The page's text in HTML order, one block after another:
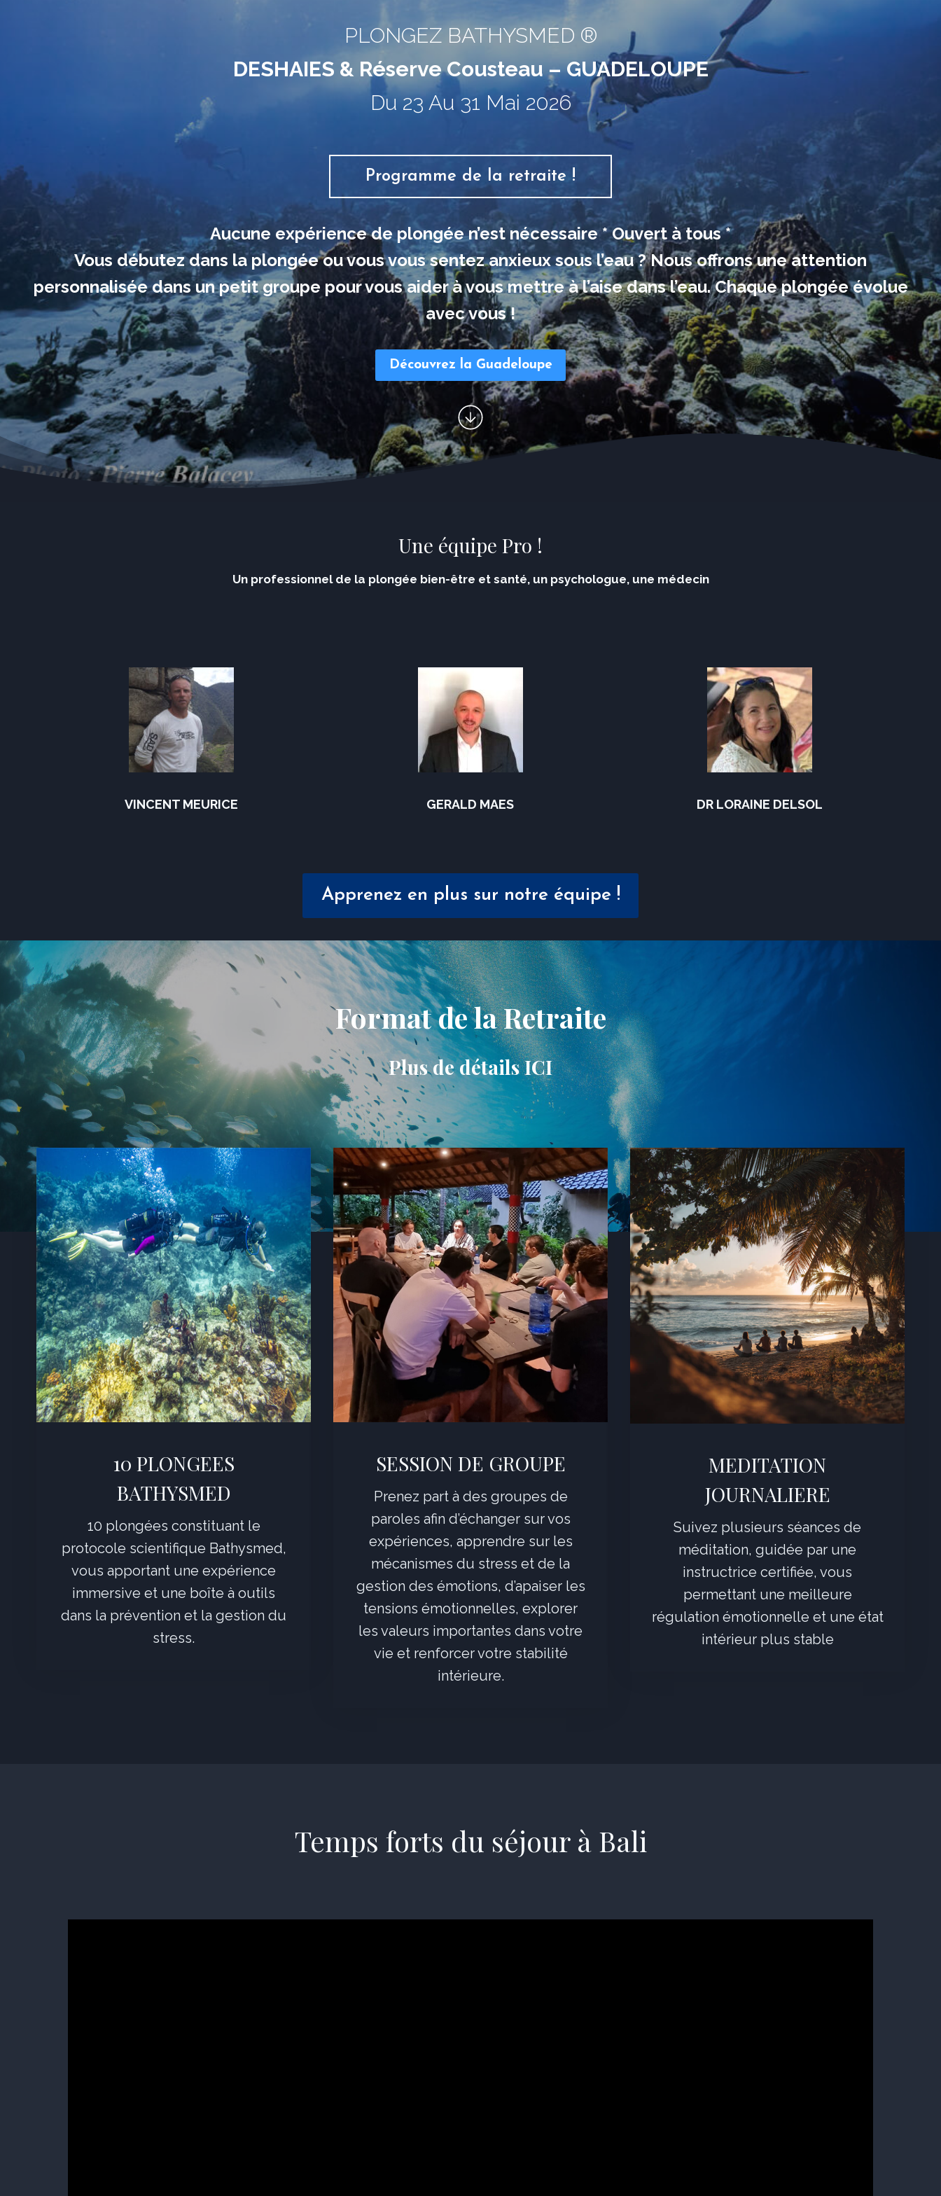
PLONGEZ BATHYSMED ®
DESHAIES & Réserve Cousteau – GUADELOUPE
Du 23 Au 31 Mai 2026
Programme de la retraite !
Aucune expérience de plongée n’est nécessaire * Ouvert à tous *
Vous débutez dans la plongée ou vous vous sentez anxieux sous l’eau ? Nous offrons une attention
personnalisée dans un petit groupe pour vous aider à vous mettre à l’aise dans l’eau. Chaque plongée évolue
avec vous !
Découvrez la Guadeloupe
Une équipe Pro !
Un professionnel de la plongée bien-être et santé, un psychologue, une médecin
VINCENT MEURICE GERALD MAES DR LORAINE DELSOL
Apprenez en plus sur notre équipe !
Format de la Retraite
Plus de détails ICI
10 PLONGEES
BATHYSMED
10 plongées constituant le
protocole scientifique Bathysmed,
vous apportant une expérience
immersive et une boîte à outils
dans la prévention et la gestion du
stress.
SESSION DE GROUPE
Prenez part à des groupes de
paroles afin d’échanger sur vos
expériences, apprendre sur les
mécanismes du stress et de la
gestion des émotions, d’apaiser les
tensions émotionnelles, explorer
les valeurs importantes dans votre
vie et renforcer votre stabilité
intérieure.
MEDITATION
JOURNALIERE
Suivez plusieurs séances de
méditation, guidée par une
instructrice certifiée, vous
permettant une meilleure
régulation émotionnelle et une état
intérieur plus stable
Temps forts du séjour à Bali